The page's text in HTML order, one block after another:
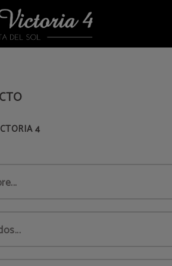
en Madrid. Web Oficial.